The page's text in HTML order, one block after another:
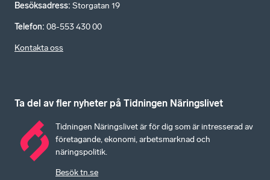
Besöksadress: Storgatan 19
Telefon: 08-553 430 00
Kontakta oss
Ta del av fler nyheter på Tidningen Näringslivet
Tidningen Näringslivet är för dig som är intresserad av
företagande, ekonomi, arbetsmarknad och
näringspolitik.
Besök tn.se